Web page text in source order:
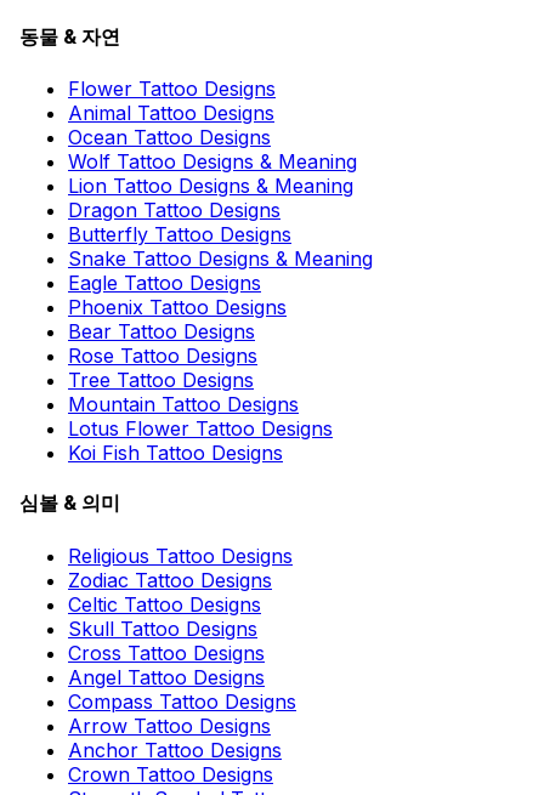
동물 & 자연
Flower Tattoo Designs
Animal Tattoo Designs
Ocean Tattoo Designs
Wolf Tattoo Designs & Meaning
Lion Tattoo Designs & Meaning
Dragon Tattoo Designs
Butterfly Tattoo Designs
Snake Tattoo Designs & Meaning
Eagle Tattoo Designs
Phoenix Tattoo Designs
Bear Tattoo Designs
Rose Tattoo Designs
Tree Tattoo Designs
Mountain Tattoo Designs
Lotus Flower Tattoo Designs
Koi Fish Tattoo Designs
심볼 & 의미
Religious Tattoo Designs
Zodiac Tattoo Designs
Celtic Tattoo Designs
Skull Tattoo Designs
Cross Tattoo Designs
Angel Tattoo Designs
Compass Tattoo Designs
Arrow Tattoo Designs
Anchor Tattoo Designs
Crown Tattoo Designs